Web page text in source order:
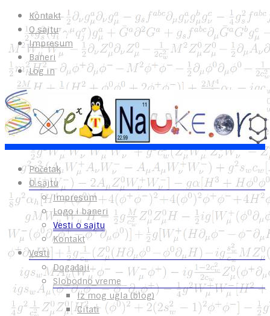
Kontakt
O sajtu
Impresum
Baneri
Log in
Početak
O sajtu
Impresum
Logo i baneri
Vesti o sajtu
Kontakt
Vesti
Događaji
Slobodno vreme
Iz mog ugla (blog)
Citati